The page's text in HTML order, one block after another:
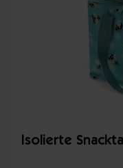
Isolierte